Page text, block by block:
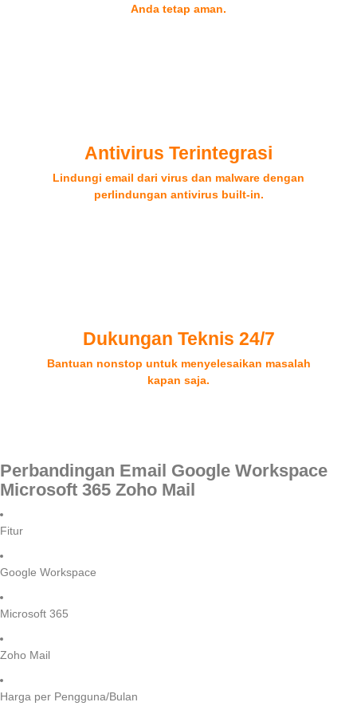
Anda tetap aman.
Antivirus Terintegrasi
Lindungi email dari virus dan malware dengan
perlindungan antivirus built-in.
Dukungan Teknis 24/7
Bantuan nonstop untuk menyelesaikan masalah
kapan saja.
Perbandingan Email Google Workspace
Microsoft 365 Zoho Mail
Fitur
Google Workspace
Microsoft 365
Zoho Mail
Harga per Pengguna/Bulan